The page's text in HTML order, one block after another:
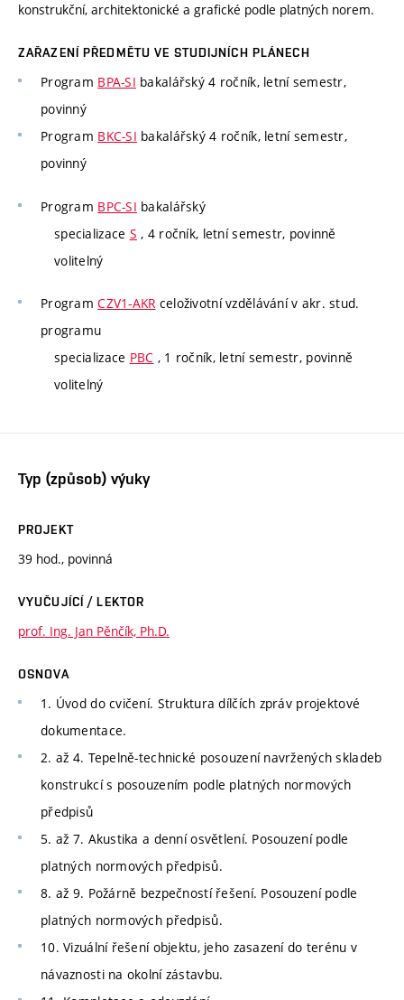
konstrukční, architektonické a grafické podle platných norem.
ZAŘAZENÍ PŘEDMĚTU VE STUDIJNÍCH PLÁNECH
Program BPA-SI bakalářský 4 ročník, letní semestr,
povinný
Program BKC-SI bakalářský 4 ročník, letní semestr,
povinný
Program BPC-SI bakalářský
specializace S , 4 ročník, letní semestr, povinně
volitelný
ProgramCZV1-AKR celoživotní vzdělávání v akr. stud.
programu
specializace PBC , 1 ročník, letní semestr, povinně
volitelný
Typ (způsob) výuky
PROJEKT
39 hod., povinná
VYUČUJÍCÍ / LEKTOR
prof. Ing. Jan Pěnčík, Ph.D.
OSNOVA
1. Úvod do cvičení. Struktura dílčích zpráv projektové
dokumentace.
2. až 4. Tepelně-technické posouzení navržených skladeb
konstrukcí s posouzením podle platných normových
předpisů
5. až 7. Akustika a denní osvětlení. Posouzení podle
platných normových předpisů.
8. až 9. Požárně bezpečností řešení. Posouzení podle
platných normových předpisů.
10. Vizuální řešení objektu, jeho zasazení do terénu v
návaznosti na okolní zástavbu.